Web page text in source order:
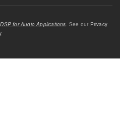
DSP for Audio Applications. See our Privacy
.